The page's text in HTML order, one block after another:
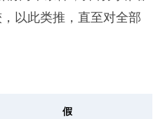
以此类推，直至对全部
假